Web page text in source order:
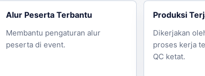
Alur Peserta Terbantu
Membantu pengaturan alur
peserta di event.
Produksi
Dikerjakan
proses kerja
QC ketat.